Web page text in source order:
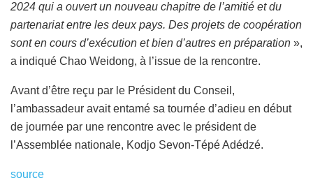
2024 qui a ouvert un nouveau chapitre de l’amitié et du
partenariat entre les deux pays. Des projets de coopération
sont en cours d’exécution et bien d’autres en préparation »,
a indiqué Chao Weidong, à l’issue de la rencontre.
Avant d’être reçu par le Président du Conseil,
l’ambassadeur avait entamé sa tournée d’adieu en début
de journée par une rencontre avec le président de
l’Assemblée nationale, Kodjo Sevon-Tépé Adédzé.
source